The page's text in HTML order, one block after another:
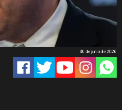
30 de junio de 2026